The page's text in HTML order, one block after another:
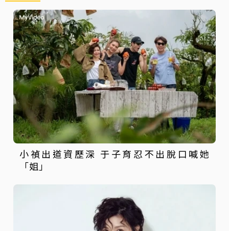
小禎出道資歷深 于子育忍不出脫口喊她
「姐」